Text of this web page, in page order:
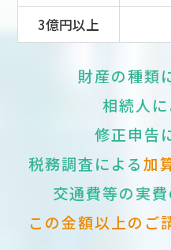
3億円以上
財産の種類
相続人に
修正申告
税務調査による加
交通費等の実
この金額以上のご